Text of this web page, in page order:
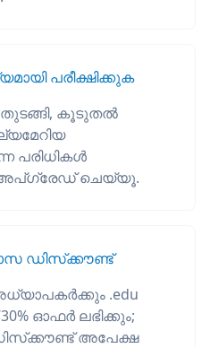
പരീക്ഷിക്കുക
തുടങ്ങി, കൂടുതൽ
പരിധികൾ
ചെയ്യൂ.
ഡിസ്‌ക്കൗണ്ട്
.edu
ഓഫർ ലഭിക്കും;
അപേക്ഷ